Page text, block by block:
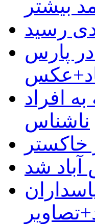
بیشتر
رسید
در پارس
افراد
ناشناس
شد